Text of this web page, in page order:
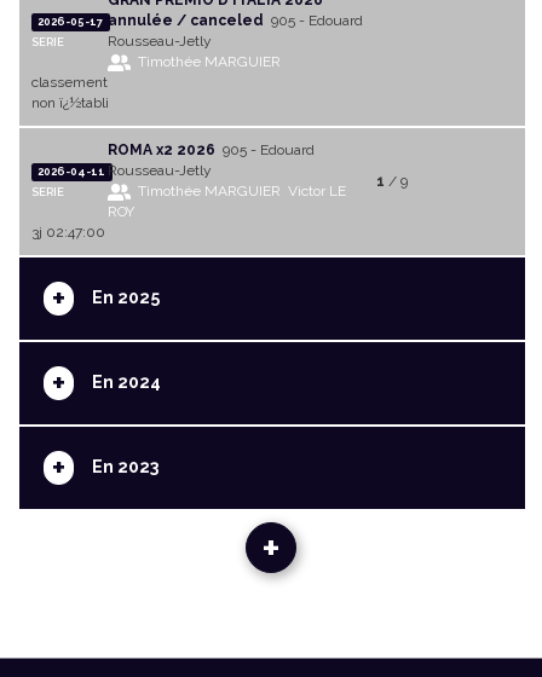
2026-05-17
SERIE
annulée / canceled 905 - Edouard
Rousseau-Jetly
Timothée MARGUIER
classement
non ï¿½tabli
2026-04-11
SERIE
ROMA x2 2026 905 - Edouard
Rousseau-Jetly
Timothée MARGUIER Victor LE
ROY
1 / 9
3j 02:47:00
+ En 2025
+ En 2024
+ En 2023
+